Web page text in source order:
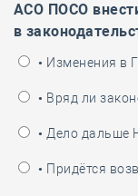
АСО ПОСО
в
• Изменения в
• Вряд ли
• Дело дальше
• Придётся